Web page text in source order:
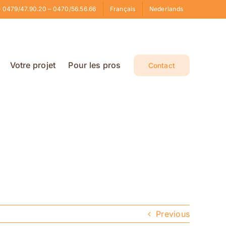
47.90.20 – 0470/56.56.66 Français Nederlands
Votre projet Pour les pros Contact
Previous